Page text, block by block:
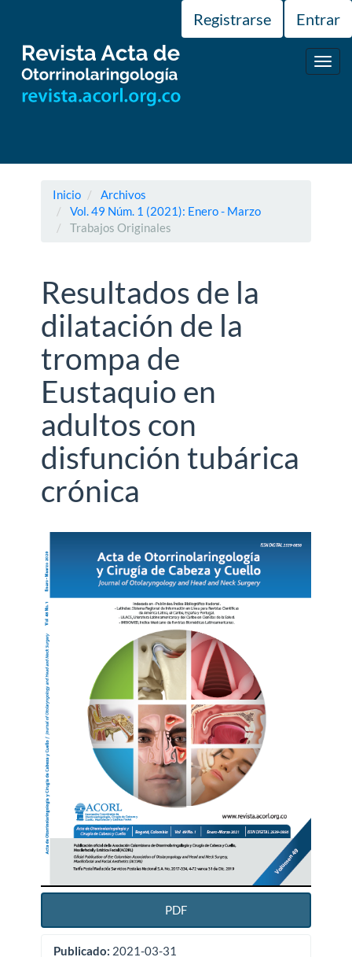
principal
Barra
lateral
Registrarse Entrar
Inicio
Archivos
Vol. 49 Núm. 1 (2021): Enero - Marzo
Trabajos Originales
Resultados de la
dilatación de la
trompa de
Eustaquio en
adultos con
disfunción tubárica
crónica
Barra
lateral
del
artículo
PDF
Publicado: 2021-03-31